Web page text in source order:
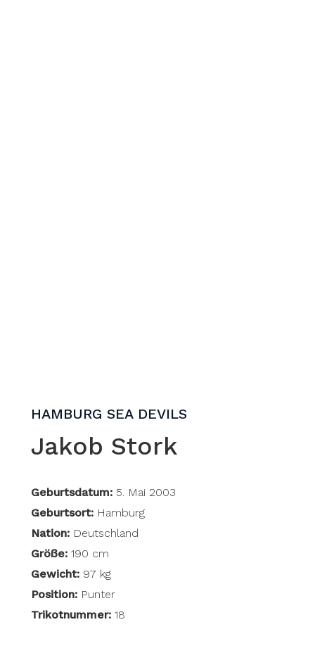
HAMBURG SEA DEVILS
Jakob Stork
Geburtsdatum: 5. Mai 2003
Geburtsort: Hamburg
Nation:Deutschland
Größe:190 cm
Gewicht:97 kg
Position: Punter
Trikotnummer: 18